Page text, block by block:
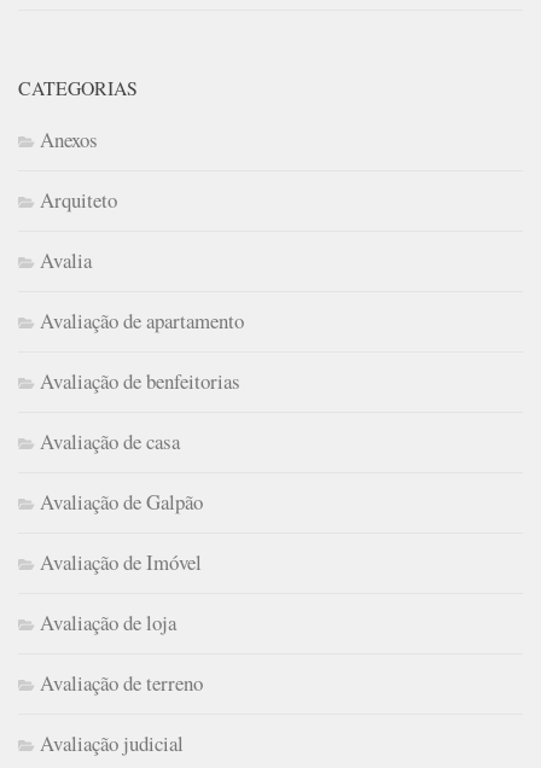
CATEGORIAS
Anexos
Arquiteto
Avalia
Avaliação de apartamento
Avaliação de benfeitorias
Avaliação de casa
Avaliação de Galpão
Avaliação de Imóvel
Avaliação de loja
Avaliação de terreno
Avaliação judicial